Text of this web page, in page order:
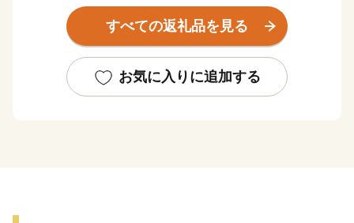
いた由緒あるお米が産み出されています。
また、町の特産として、県内でも有数の産地となって
の栽培が盛んです。
新たな取り組みとして、町の魅力を地域住民が再認識
すべての返礼品を見る
お気に入りに追加する